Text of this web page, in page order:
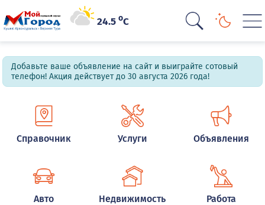
24.5oC
Добавьте ваше объявление на сайт и выиграйте сотовый
телефон! Акция действует до 30 августа 2026 года!
Справочник Услуги Объявления
Авто Недвижимость Работа